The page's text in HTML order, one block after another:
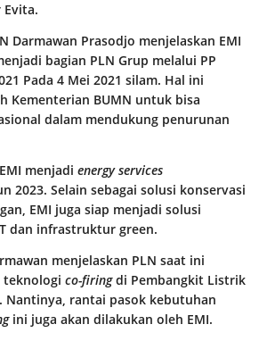
Evita.
Darmawan Prasodjo menjelaskan EMI
bagian PLN Grup melalui PP
Pada 4 Mei 2021 silam. Hal ini
Kementerian BUMN untuk bisa
dalam mendukung penurunan
menjadi energy services
2023. Selain sebagai solusi konservasi
EMI juga siap menjadi solusi
dan infrastruktur green.
menjelaskan PLN saat ini
teknologi co-firingdi Pembangkit Listrik
Nantinya, rantai pasok kebutuhan
ini juga akan dilakukan oleh EMI.